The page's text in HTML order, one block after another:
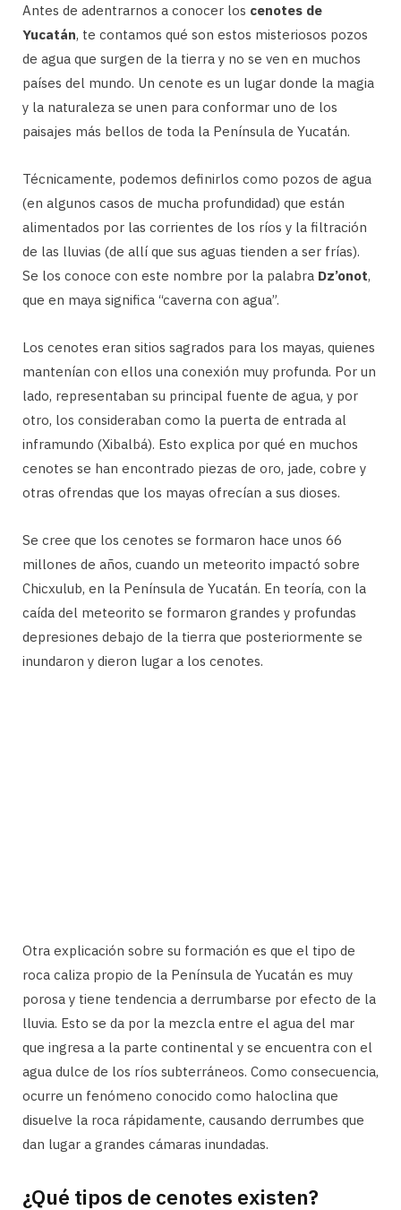
Antes de adentrarnos a conocer los cenotes de
Yucatán, te contamos qué son estos misteriosos pozos
de agua que surgen de la tierra y no se ven en muchos
países del mundo. Un cenote es un lugar donde la magia
y la naturaleza se unen para conformar uno de los
paisajes más bellos de toda la Península de Yucatán.
Técnicamente, podemos definirlos como pozos de agua
(en algunos casos de mucha profundidad) que están
alimentados por las corrientes de los ríos y la filtración
de las lluvias (de allí que sus aguas tienden a ser frías).
Se los conoce con este nombre por la palabra Dz’onot,
que en maya significa “caverna con agua”.
Los cenotes eran sitios sagrados para los mayas, quienes
mantenían con ellos una conexión muy profunda. Por un
lado, representaban su principal fuente de agua, y por
otro, los consideraban como la puerta de entrada al
inframundo (Xibalbá). Esto explica por qué en muchos
cenotes se han encontrado piezas de oro, jade, cobre y
otras ofrendas que los mayas ofrecían a sus dioses.
Se cree que los cenotes se formaron hace unos 66
millones de años, cuando un meteorito impactó sobre
Chicxulub, en la Península de Yucatán. En teoría, con la
caída del meteorito se formaron grandes y profundas
depresiones debajo de la tierra que posteriormente se
inundaron y dieron lugar a los cenotes.
Otra explicación sobre su formación es que el tipo de
roca caliza propio de la Península de Yucatán es muy
porosa y tiene tendencia a derrumbarse por efecto de la
lluvia. Esto se da por la mezcla entre el agua del mar
que ingresa a la parte continental y se encuentra con el
agua dulce de los ríos subterráneos. Como consecuencia,
ocurre un fenómeno conocido como haloclina que
disuelve la roca rápidamente, causando derrumbes que
dan lugar a grandes cámaras inundadas.
¿Qué tipos de cenotes existen?